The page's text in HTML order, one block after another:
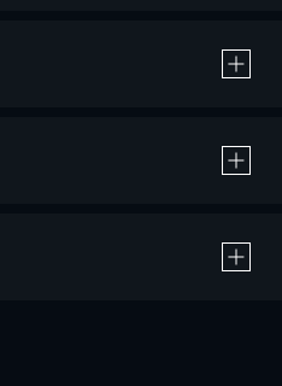
ド決済による作品の購入 / レンタルです。
/ レンタルは、20％のポイント還元です。